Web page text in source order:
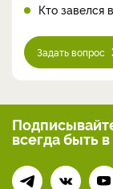
Кто завелся
Задать вопрос
всегдабыть